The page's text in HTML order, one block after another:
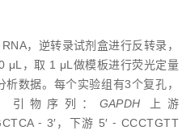
，逆转录试剂盒进行反转录，
μL，取 1 μL做模板进行荧光定量
数据。每个实验组有3个复孔，
引物序列： GAPDH 上游
⁃ 3′，下游 5′ ⁃ CCCTGTT